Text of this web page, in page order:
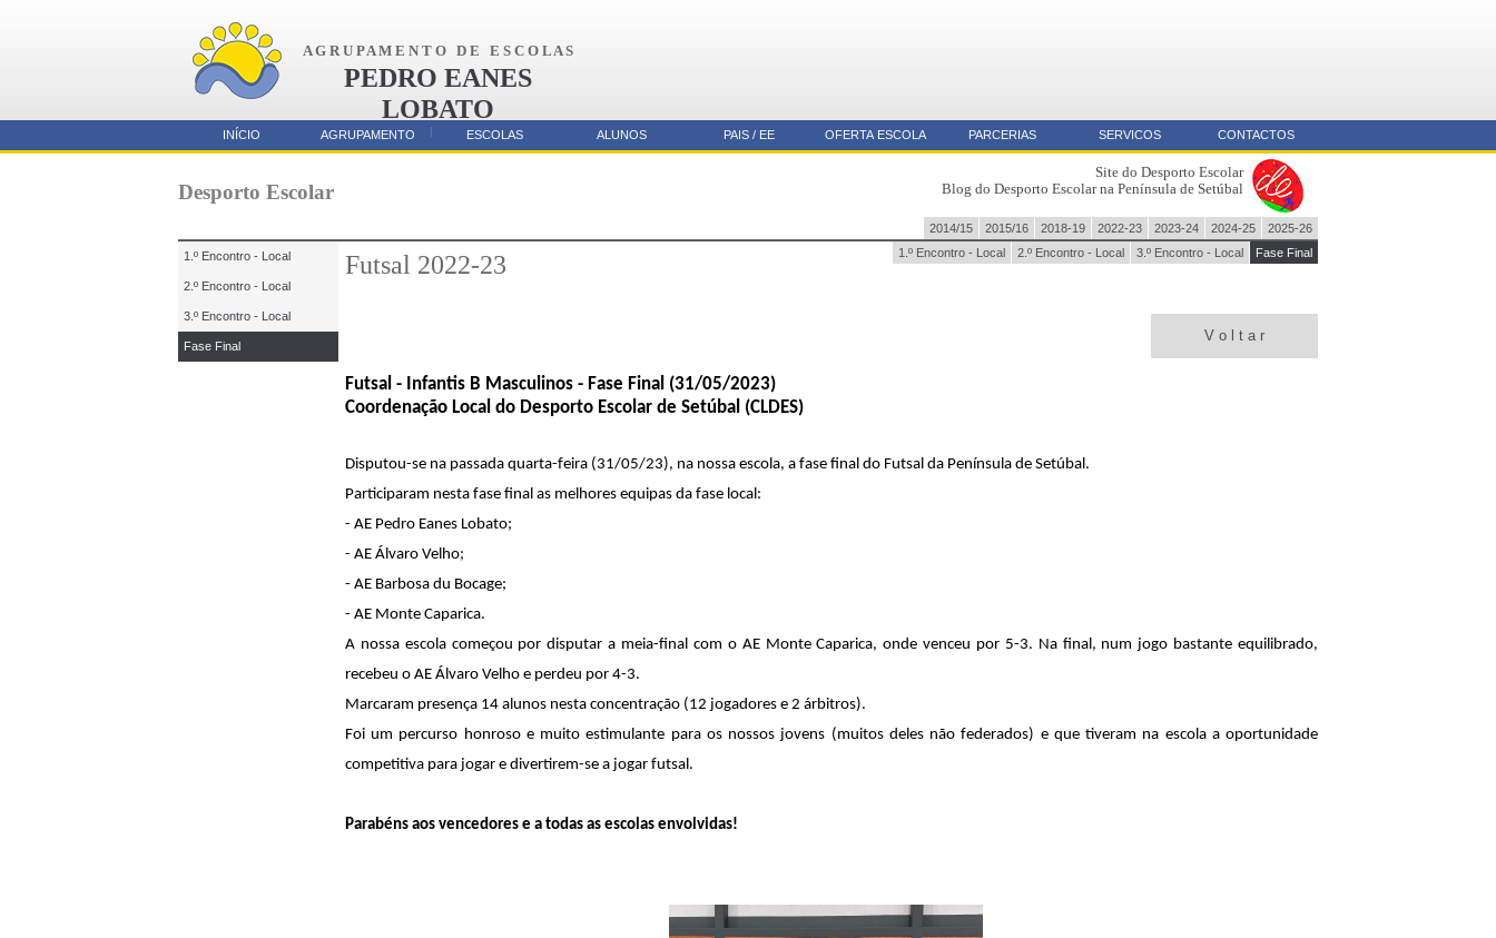
A G R U P A M E N T O D E E S C O L A S
PEDRO EANES
LOBATO
AMORA
V o l t a r
Futsal 2022-23
Futsal - Infantis B Masculinos - Fase Final (31/05/2023)
Coordenação Local do Desporto Escolar de Setúbal (CLDES)
Disputou-se na passada quarta-feira (31/05/23), na nossa escola, a fase final do Futsal da Península de Setúbal.
Participaram nesta fase final as melhores equipas da fase local:
- AE Pedro Eanes Lobato;
- AE Álvaro Velho;
- AE Barbosa du Bocage;
- AE Monte Caparica.
A nossa escola começou por disputar a meia-final com o AE Monte Caparica, onde venceu por 5-3. Na final, num jogo bastante equilibrado,
recebeu o AE Álvaro Velho e perdeu por 4-3.
Marcaram presença 14 alunos nesta concentração (12 jogadores e 2 árbitros).
Foi um percurso honroso e muito estimulante para os nossos jovens (muitos deles não federados) e que tiveram na escola a oportunidade
competitiva para jogar e divertirem-se a jogar futsal.
Parabéns aos vencedores e a todas as escolas envolvidas!
1.º Encontro - Local 2.º Encontro - Local 3.º Encontro - Local Fase Final
2014/15 2015/16 2018-19 2022-23 2023-24 2024-25 2025-26
Parcerias
Desporto Escolar
Site do Desporto Escolar
Blog do Desporto Escolar na Península de Setúbal
1.º Encontro - Local
2.º Encontro - Local
3.º Encontro - Local
Fase Final
INÍCIO AGRUPAMENTO ESCOLAS ALUNOS PAIS / EE OFERTA ESCOLA PARCERIAS SERVICOS CONTACTOS